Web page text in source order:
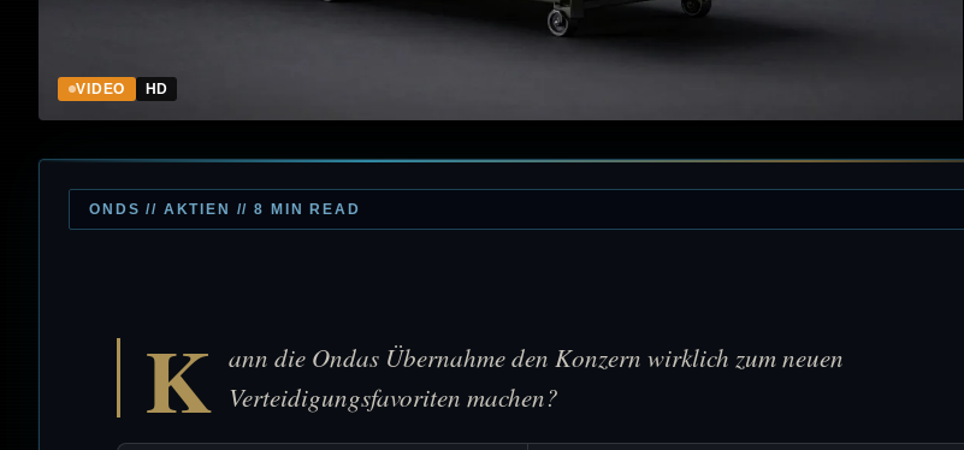
VIDEO HD
ONDS // AKTIEN // 8 MIN READ
K ann die Ondas Übernahme den Konzern wirklich zum neuen
Verteidigungsfavoriten machen?